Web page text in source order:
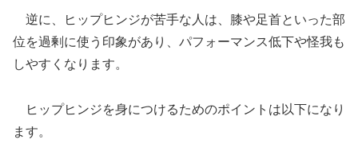
逆に、ヒップヒンジが苦手な人は、膝や足首といった部
位を過剰に使う印象があり、パフォーマンス低下や怪我も
しやすくなります。
ヒップヒンジを身につけるためのポイントは以下になり
ます。